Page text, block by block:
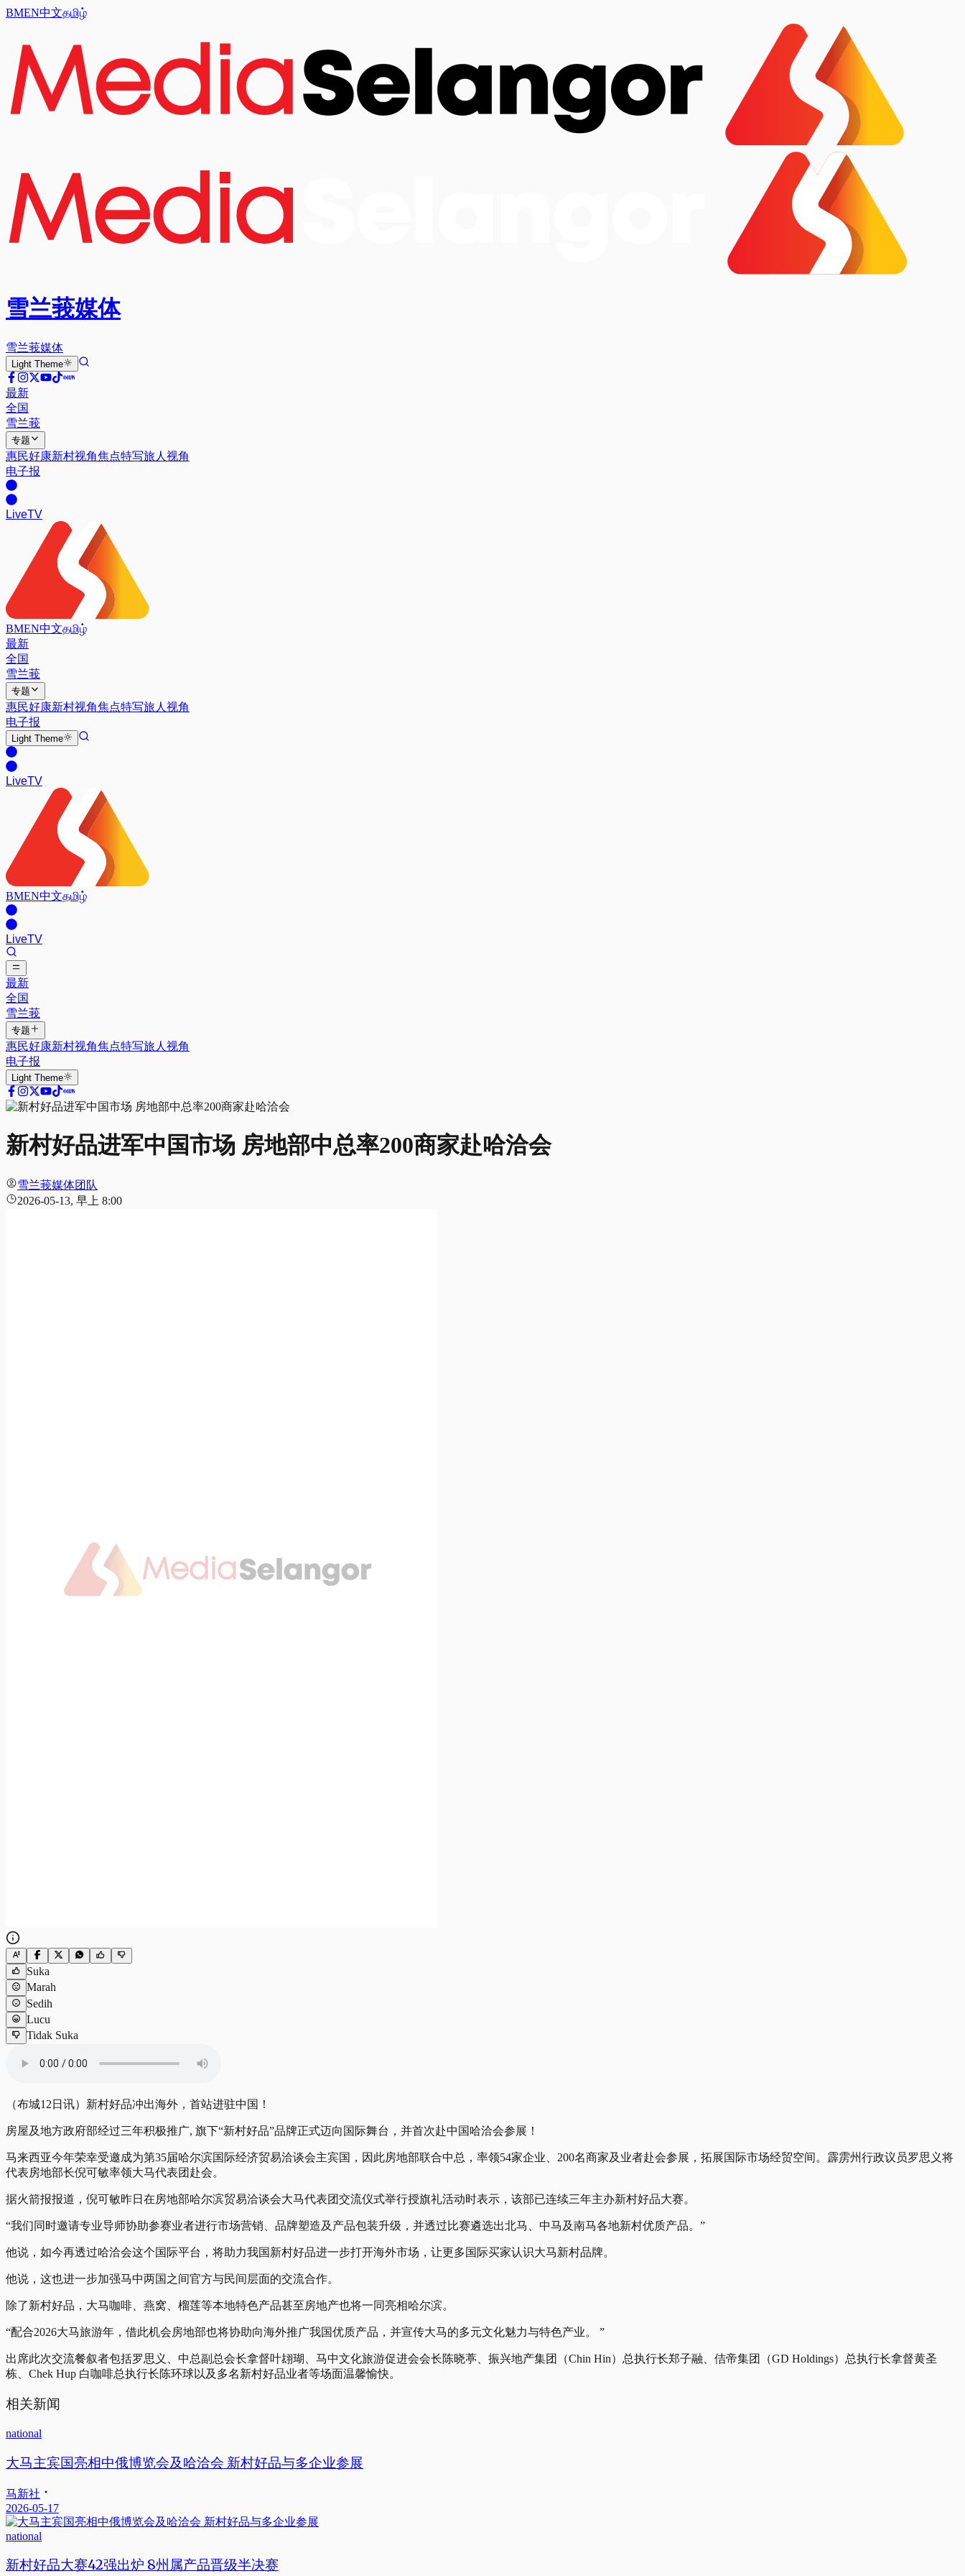
BMEN中文தமிழ்
雪兰莪媒体
雪兰莪媒体
Light Theme
最新
全国
雪兰莪
专题
惠民好康新村视角焦点特写旅人视角
电子报
LiveTV
BMEN中文தமிழ்
最新
全国
雪兰莪
专题
惠民好康新村视角焦点特写旅人视角
电子报
Light Theme
LiveTV
BMEN中文தமிழ்
LiveTV
最新
全国
雪兰莪
专题
惠民好康新村视角焦点特写旅人视角
电子报
Light Theme
新村好品进军中国市场 房地部中总率200商家赴哈洽会
雪兰莪媒体团队
2026-05-13, 早上 8:00
Suka
Marah
Sedih
Lucu
Tidak Suka
（布城12日讯）新村好品冲出海外，首站进驻中国！
房屋及地方政府部经过三年积极推广, 旗下“新村好品”品牌正式迈向国际舞台，并首次赴中国哈洽会参展！
马来西亚今年荣幸受邀成为第35届哈尔滨国际经济贸易洽谈会主宾国，因此房地部联合中总，率领54家企业、200名商家及业者赴会参展，拓展国际市场经贸空间。霹雳州行政议员罗思义将
代表房地部长倪可敏率领大马代表团赴会。
据火箭报报道，倪可敏昨日在房地部哈尔滨贸易洽谈会大马代表团交流仪式举行授旗礼活动时表示，该部已连续三年主办新村好品大赛。
“我们同时邀请专业导师协助参赛业者进行市场营销、品牌塑造及产品包装升级，并透过比赛遴选出北马、中马及南马各地新村优质产品。”
他说，如今再透过哈洽会这个国际平台，将助力我国新村好品进一步打开海外市场，让更多国际买家认识大马新村品牌。
他说，这也进一步加强马中两国之间官方与民间层面的交流合作。
除了新村好品，大马咖啡、燕窝、榴莲等本地特色产品甚至房地产也将一同亮相哈尔滨。
“配合2026大马旅游年，借此机会房地部也将协助向海外推广我国优质产品，并宣传大马的多元文化魅力与特色产业。 ”
出席此次交流餐叙者包括罗思义、中总副总会长拿督叶翃瑚、马中文化旅游促进会会长陈晓葶、振兴地产集团（Chin Hin）总执行长郑子融、佶帝集团（GD Holdings）总执行长拿督黄圣
栋、Chek Hup 白咖啡总执行长陈环球以及多名新村好品业者等场面温馨愉快。
相关新闻
national
大马主宾国亮相中俄博览会及哈洽会 新村好品与多企业参展
马新社
2026-05-17
national
新村好品大赛42强出炉 8州属产品晋级半决赛